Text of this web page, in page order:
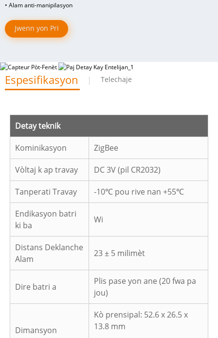
• Alam anti-manipilasyon
Jwenn yon Pri
Espesifikasyon Telechaje
Detay teknik
Kominikasyon ZigBee
Vòltaj k ap travay DC 3V (pil CR2032)
Tanperati Travay -10℃ pou rive nan +55℃
Endikasyon batri
ki ba
Wi
Distans Deklanche
Alam
23 ± 5 milimèt
Dire batri a
Plis pase yon ane (20 fwa pa
jou)
Dimansyon
Kò prensipal: 52.6 x 26.5 x
13.8 mm